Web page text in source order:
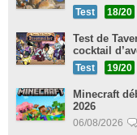
Test 18/20
Test de
cocktail
Test 19/20
Minecraft
2026
06/08/2026